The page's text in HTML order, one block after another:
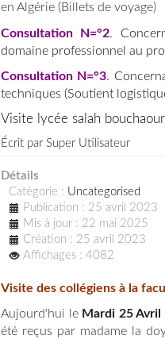
en Algérie (Billets de voyage)
Consultation N=°2.
domaine professionnel au
Consultation N=°3.
techniques (Soutient
Visite lycée salah bouchaour
Écrit par Super Utilisateur
Détails
Catégorie : Uncategorised
Publication : 25 avril 2023
Mis à jour : 22 mai 2025
Création : 25 avril 2023
Affichages : 4082
Visite des collégiens à la
Aujourd'hui le Mardi 25 Avril
été reçus par madame la